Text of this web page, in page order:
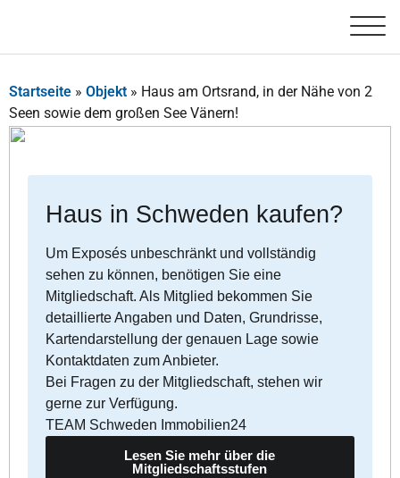
Startseite » Objekt » Haus am Ortsrand, in der Nähe von 2
Seen sowie dem großen See Vänern!
Haus in Schweden kaufen?
Um Exposés unbeschränkt und vollständig
sehen zu können, benötigen Sie eine
Mitgliedschaft. Als Mitglied bekommen Sie
detaillierte Angaben und Daten, Grundrisse,
Kartendarstellung der genauen Lage sowie
Kontaktdaten zum Anbieter.
Bei Fragen zu der Mitgliedschaft, stehen wir
gerne zur Verfügung.
TEAM Schweden Immobilien24
Lesen Sie mehr über die
Mitgliedschaftsstufen